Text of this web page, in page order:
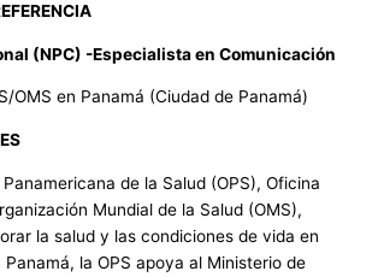
(NPC) -Especialista en Comunicación
OMS en Panamá (Ciudad de Panamá)
de la Salud (OPS), Oficina
Mundial de la Salud (OMS),
la salud y las condiciones de vida en
Panamá, la OPS apoya al Ministerio de